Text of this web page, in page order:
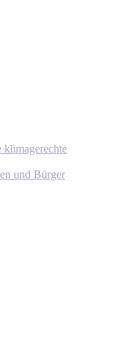
klimagerechte
und Bürger